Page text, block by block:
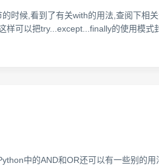
时候,看到了有关with的用法,查阅下
样可以把try...except...finally的使用模
中的AND和OR还可以有一些别的